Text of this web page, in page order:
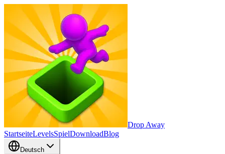
Drop Away
StartseiteLevelsSpielDownloadBlog
Deutsch